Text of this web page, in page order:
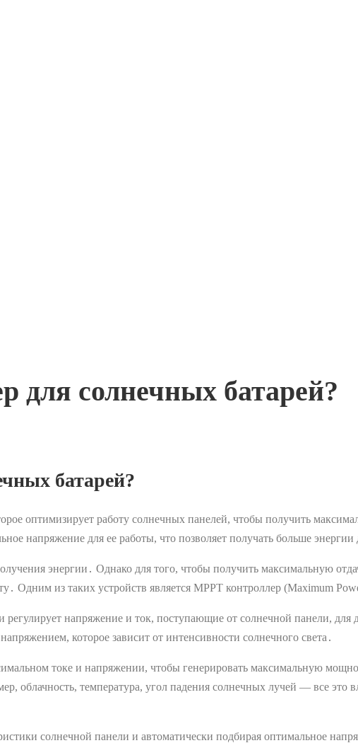
для солнечных батарей?
батарей?
оптимизирует работу солнечных панелей, чтобы получить
напряжение для ее работы, что позволяет получать больше
энергии․ Однако для того, чтобы получить максимальную
Одним из таких устройств является MPPT контроллер (Maximum
регулирует напряжение и ток, поступающие от солнечной панели,
которое зависит от интенсивности солнечного света․
токе и напряжении, чтобы генерировать максимальную
облачность, температура, угол падения солнечных лучей — все это
солнечной панели и автоматически подбирая оптимальное